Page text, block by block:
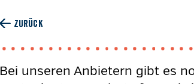
ZURÜCK
Bei unseren Anbietern gibt es